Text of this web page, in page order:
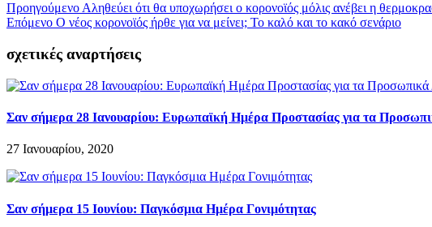
ΠροηγούμενοΑληθεύει ότι θα υποχωρήσει ο κορονοϊός μόλις ανέβει η
Επόμενο Ο νέος κορονοϊός ήρθε για να μείνει; Το καλό και το κακό σενάριο
σχετικές αναρτήσεις
Σαν σήμερα 28 Ιανουαρίου: Ευρωπαϊκή Ημέρα Προστασίας για τα
27 Ιανουαρίου, 2020
Σαν σήμερα 15 Ιουνίου: Παγκόσμια Ημέρα Γονιμότητας